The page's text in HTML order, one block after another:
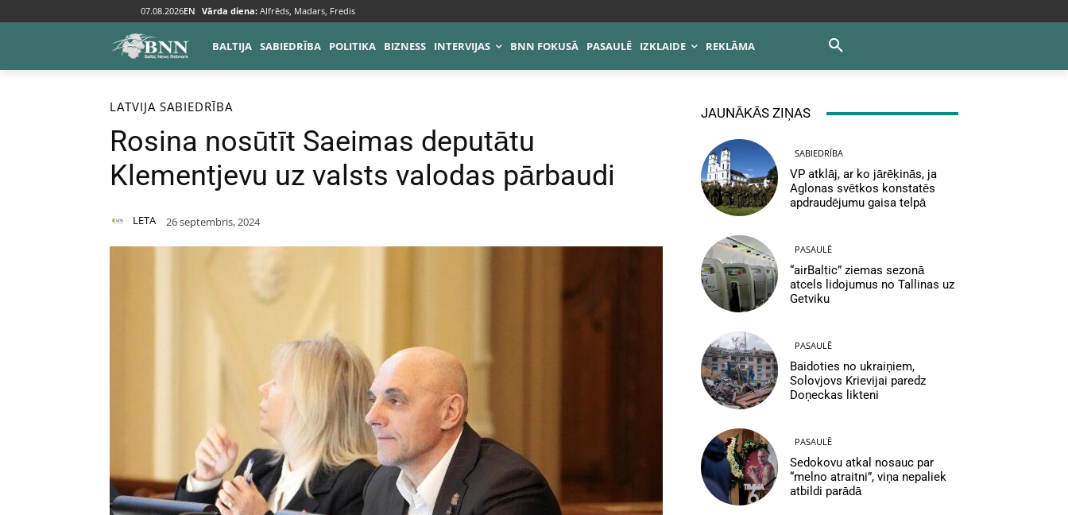
07.08.2026EN Vārda diena: Alfrēds, Madars, Fredis
BALTIJA SABIEDRĪBA POLITIKA BIZNESS INTERVIJAS BNN FOKUSĀ PASAULĒ IZKLAIDE REKLĀMA
Sākums Baltija Latvija
LATVIJA SABIEDRĪBA
Rosina nosūtīt Saeimas deputātu
Klementjevu uz valsts valodas pārbaudi
LETA 26 septembris, 2024
JAUNĀKĀS ZIŅAS
SABIEDRĪBA
VP atklāj, ar ko jārēķinās, ja
Aglonas svētkos konstatēs
apdraudējumu gaisa telpā
PASAULĒ
“airBaltic” ziemas sezonā
atcels lidojumus no Tallinas uz
Getviku
PASAULĒ
Baidoties no ukraiņiem,
Solovjovs Krievijai paredz
Doņeckas likteni
PASAULĒ
Sedokovu atkal nosauc par
“melno atraitni”, viņa nepaliek
atbildi parādā